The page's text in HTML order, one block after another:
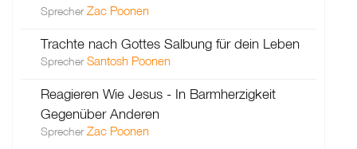
SprecherZac Poonen
Trachte nach Gottes Salbung für dein Leben
SprecherSantosh Poonen
Reagieren Wie Jesus - In Barmherzigkeit
Gegenüber Anderen
SprecherZac Poonen